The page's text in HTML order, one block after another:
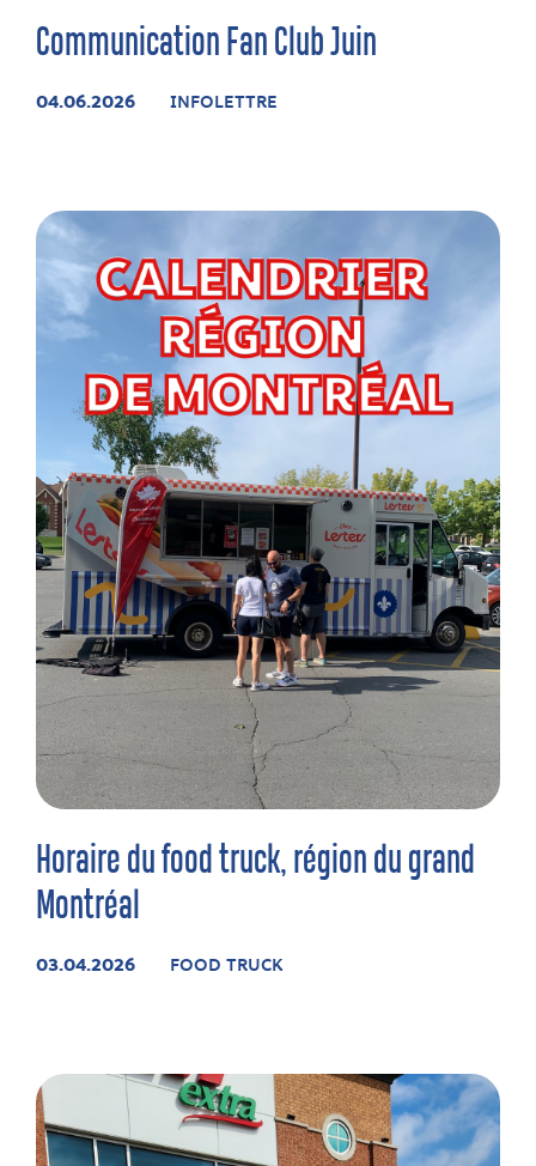
Communication Fan Club Juin
04.06.2026 INFOLETTRE
Horaire du food truck, région du grand
Montréal
03.04.2026 FOOD TRUCK